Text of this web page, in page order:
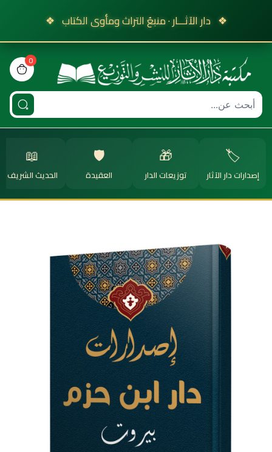
❖ دار الآثـــار · منبعُ التراث ومأوى الكتاب ❖
0
bag
🏷️
إصدارات دار الآثار
🎁
توزيعات الدار
🛡️
العقيدة
📖
الحديث الشريف